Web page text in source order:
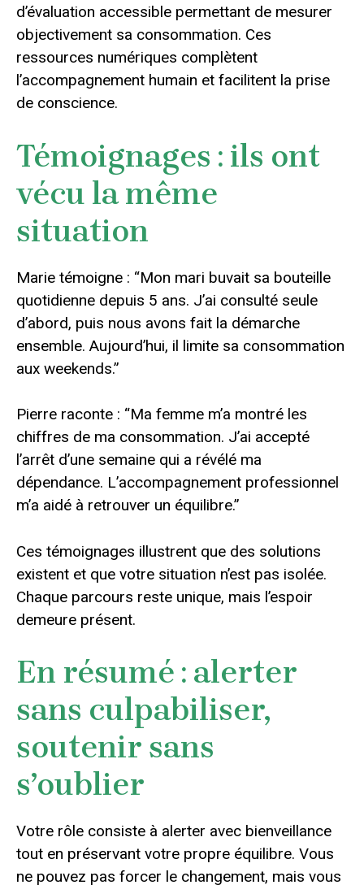
d’évaluation accessible permettant de mesurer
objectivement sa consommation. Ces
ressources numériques complètent
l’accompagnement humain et facilitent la prise
de conscience.
Témoignages : ils ont
vécu la même
situation
Marie témoigne : “Mon mari buvait sa bouteille
quotidienne depuis 5 ans. J’ai consulté seule
d’abord, puis nous avons fait la démarche
ensemble. Aujourd’hui, il limite sa consommation
aux weekends.”
Pierre raconte : “Ma femme m’a montré les
chiffres de ma consommation. J’ai accepté
l’arrêt d’une semaine qui a révélé ma
dépendance. L’accompagnement professionnel
m’a aidé à retrouver un équilibre.”
Ces témoignages illustrent que des solutions
existent et que votre situation n’est pas isolée.
Chaque parcours reste unique, mais l’espoir
demeure présent.
En résumé : alerter
sans culpabiliser,
soutenir sans
s’oublier
Votre rôle consiste à alerter avec bienveillance
tout en préservant votre propre équilibre. Vous
ne pouvez pas forcer le changement, mais vous